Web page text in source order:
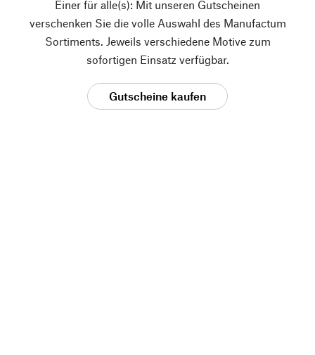
Einer für alle(s): Mit unseren Gutscheinen
verschenken Sie die volle Auswahl des Manufactum
Sortiments. Jeweils verschiedene Motive zum
sofortigen Einsatz verfügbar.
Gutscheine kaufen